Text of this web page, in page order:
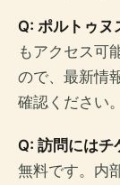
Q: ポルトゥヌ
もアクセス可
ので、最新情
確認ください。
Q: 訪問にはチ
無料です。内